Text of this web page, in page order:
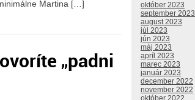
Martina […]
„padni
október 2023
september 2023
august 2023
júl 2023
jún 2023
máj 2023
apríl 2023
marec 2023
január 2023
december 2022
november 2022
október 2022